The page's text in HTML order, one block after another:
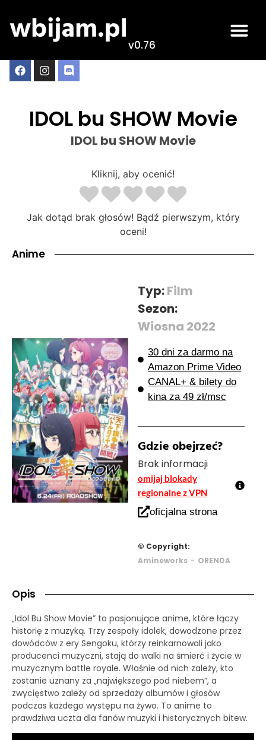
v0.76
IDOL bu SHOW Movie
IDOL bu SHOW Movie
Kliknij, aby ocenić!
Jak dotąd brak głosów! Bądź pierwszym, który
oceni!
Anime
Typ:Film
Sezon:
Wiosna 2022
30 dni za darmo na
Amazon Prime Video
CANAL+ & bilety do
kina za 49 zł/msc
Gdzie obejrzeć?
Brak informacji
omijaj blokady
regionalne z VPN
oficjalna strona
© Copyright:
Amineworks- ORENDA
Opis
„Idol Bu Show Movie” to pasjonujące anime, które łączy
historię z muzyką. Trzy zespoły idolek, dowodzone przez
dowódców z ery Sengoku, którzy reinkarnowali jako
producenci muzyczni, stają do walki na śmierć i życie w
muzycznym battle royale. Właśnie od nich zależy, kto
zostanie uznany za „największego pod niebem”, a
zwycięstwo zależy od sprzedaży albumów i głosów
podczas każdego występu na żywo. To anime to
prawdziwa uczta dla fanów muzyki i historycznych bitew.